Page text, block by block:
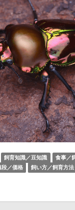
飼育知識／豆知識
食事／
段／価格 飼い方／飼育方法